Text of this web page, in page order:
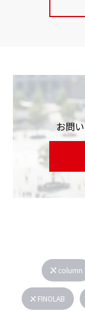
お問
column
FINOLAB